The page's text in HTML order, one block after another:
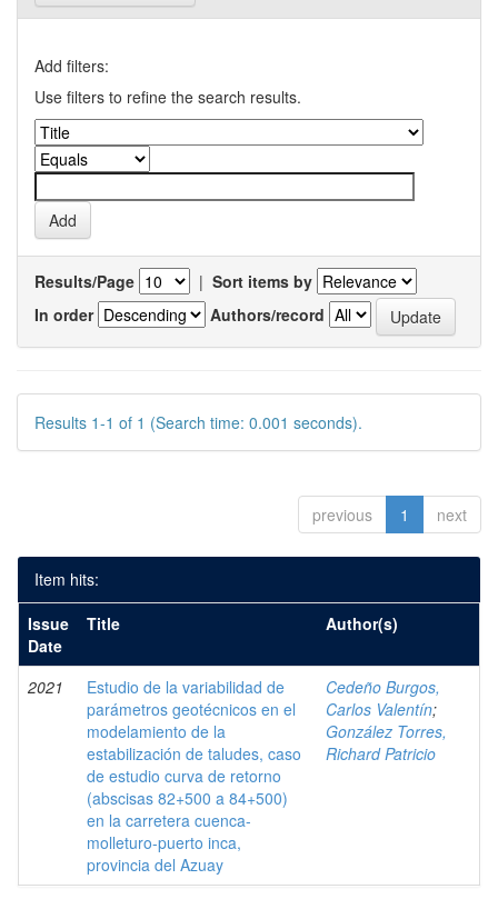
Add filters:
Use filters to refine the search results.
Results/Page | Sort items by
In order
Authors/record
Results 1-1 of 1 (Search time: 0.001 seconds).
previous 1 next
Item hits:
Issue
Date
Title Author(s)
2021
Estudio de la variabilidad de
parámetros geotécnicos en el
modelamiento de la
estabilización de taludes, caso
de estudio curva de retorno
(abscisas 82+500 a 84+500)
en la carretera cuenca-
molleturo-puerto inca,
provincia del Azuay
Cedeño Burgos,
Carlos Valentín;
González Torres,
Richard Patricio